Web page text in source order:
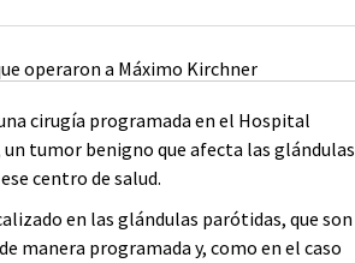
cirugía programada en el Hospital
tumor benigno que afecta las glándulas
centro de salud.
en las glándulas parótidas, que son
manera programada y, como en el caso